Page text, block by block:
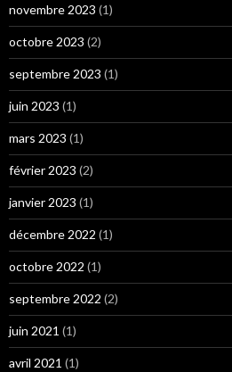
novembre 2023 (1)
octobre 2023 (2)
septembre 2023 (1)
juin 2023 (1)
mars 2023 (1)
février 2023 (2)
janvier 2023 (1)
décembre 2022 (1)
octobre 2022 (1)
septembre 2022 (2)
juin 2021 (1)
avril 2021 (1)